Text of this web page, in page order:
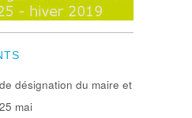
désignation du maire et
mai